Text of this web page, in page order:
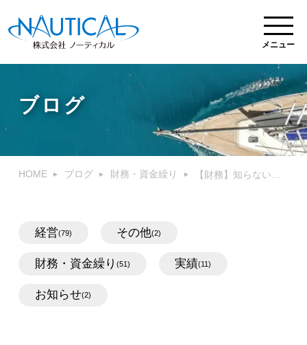
メニュー
ブログ
HOME ブログ 財務・資金繰り
経営(79) その他(2)
財務・資金繰り (51) 実績(11)
お知らせ(2)